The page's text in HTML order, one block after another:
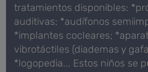
tratamientos disponibles:
auditivas; *audífonos
*implantes cocleares;
vibrotáctiles (diademas y
*logopedia... Estos niños se